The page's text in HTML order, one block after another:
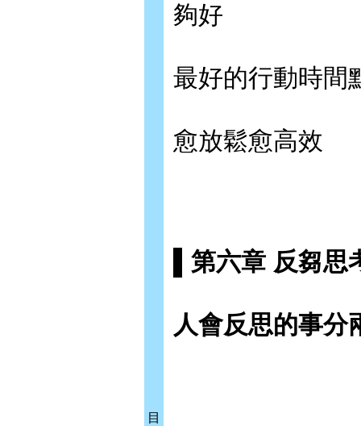
目
夠好
最好的行動時間
愈放鬆愈高效
▌第六章 反芻思
人會反思的事分